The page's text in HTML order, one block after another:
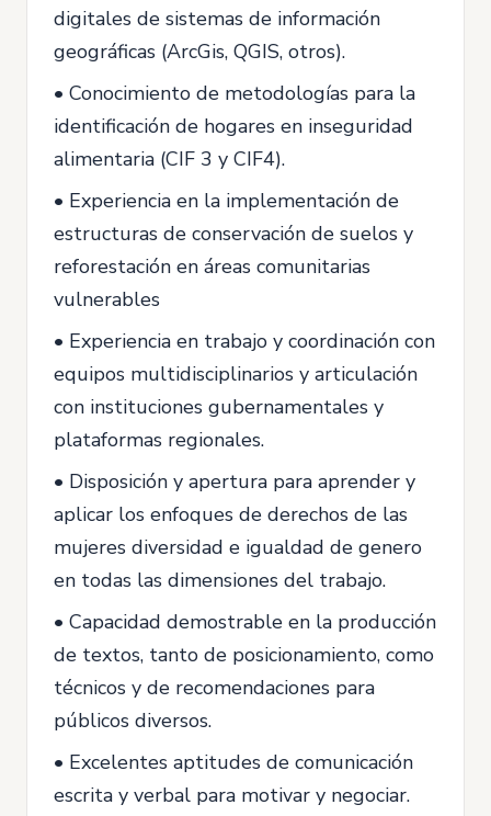
digitales de sistemas de información
geográficas (ArcGis, QGIS, otros).
• Conocimiento de metodologías para la
identificación de hogares en inseguridad
alimentaria (CIF 3 y CIF4).
• Experiencia en la implementación de
estructuras de conservación de suelos y
reforestación en áreas comunitarias
vulnerables
• Experiencia en trabajo y coordinación con
equipos multidisciplinarios y articulación
con instituciones gubernamentales y
plataformas regionales.
• Disposición y apertura para aprender y
aplicar los enfoques de derechos de las
mujeres diversidad e igualdad de genero
en todas las dimensiones del trabajo.
• Capacidad demostrable en la producción
de textos, tanto de posicionamiento, como
técnicos y de recomendaciones para
públicos diversos.
• Excelentes aptitudes de comunicación
escrita y verbal para motivar y negociar.